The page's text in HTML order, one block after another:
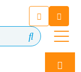
unserem